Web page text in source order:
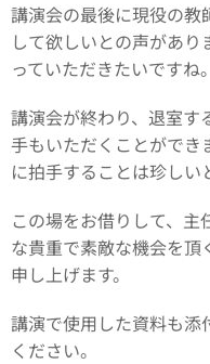
講演会の最後に現役の教
して欲しいとの声があ
っていただきたいですね。
講演会が終わり、退室す
手もいただくことができ
に拍手することは珍しい
この場をお借りして、主
な貴重で素敵な機会を
申し上げます。
講演で使用した資料も添
ください。